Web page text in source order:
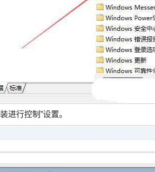
进行控制”设置。